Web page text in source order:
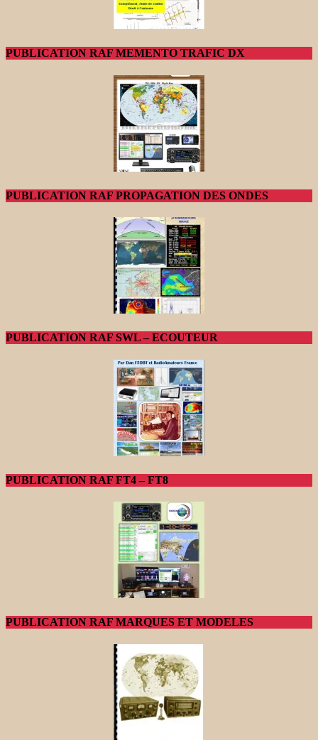
PUBLICATION RAF MEMENTO TRAFIC DX
PUBLICATION RAF PROPAGATION DES ONDES
PUBLICATION RAF SWL – ECOUTEUR
PUBLICATION RAF FT4 – FT8
PUBLICATION RAF MARQUES ET MODELES